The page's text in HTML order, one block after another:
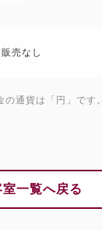
販売なし
通貨は「円」です。
室一覧へ戻る